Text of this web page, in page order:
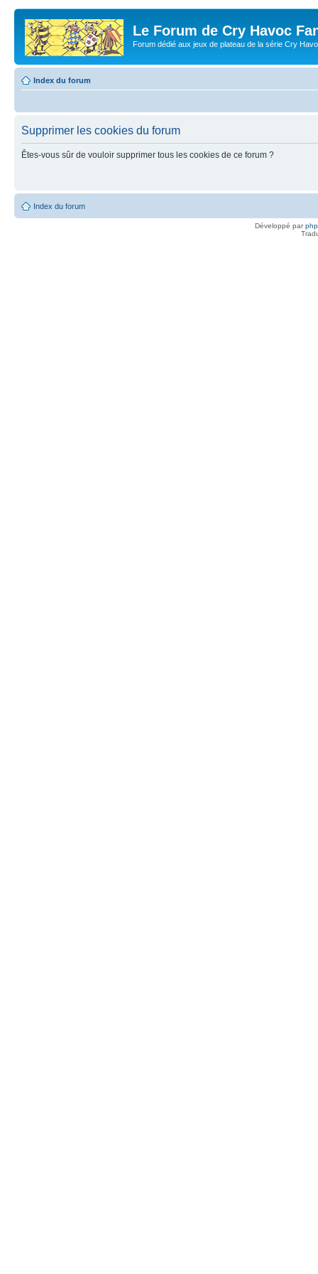
Le Forum de Cry Havoc
Forum dédié aux jeux de plateau de la série Cry
Index du forum
Supprimer les cookies du forum
Êtes-vous sûr de vouloir supprimer tous les cookies de ce forum ?
Index du forum
Développé par